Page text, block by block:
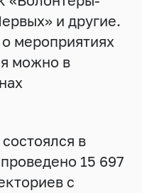
и другие.
мероприятиях
можно в
в
15 697
с